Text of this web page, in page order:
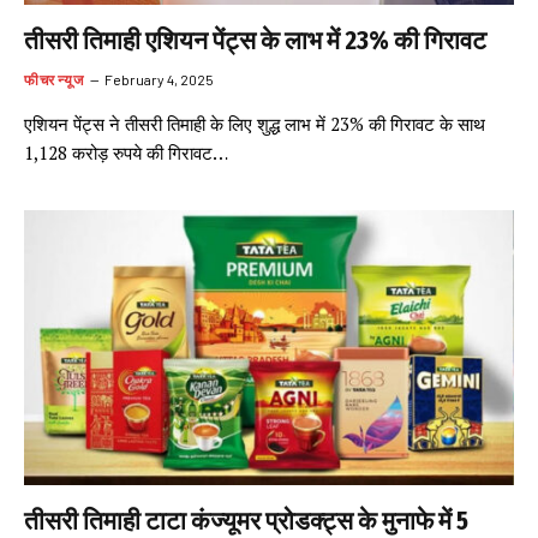
तीसरी तिमाही एशियन पेंट्स के लाभ में 23% की गिरावट
फीचर न्यूज February 4, 2025
एशियन पेंट्स ने तीसरी तिमाही के लिए शुद्ध लाभ में 23% की गिरावट के साथ
1,128 करोड़ रुपये की गिरावट…
तीसरी तिमाही टाटा कंज्यूमर प्रोडक्ट्स के मुनाफे में 5